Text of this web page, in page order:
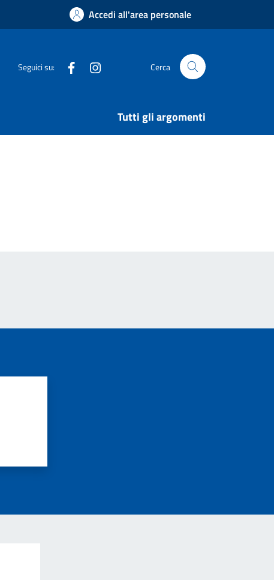
Accedi all'area personale
Seguici su: Facebook Cerca
Tutti gli argomenti